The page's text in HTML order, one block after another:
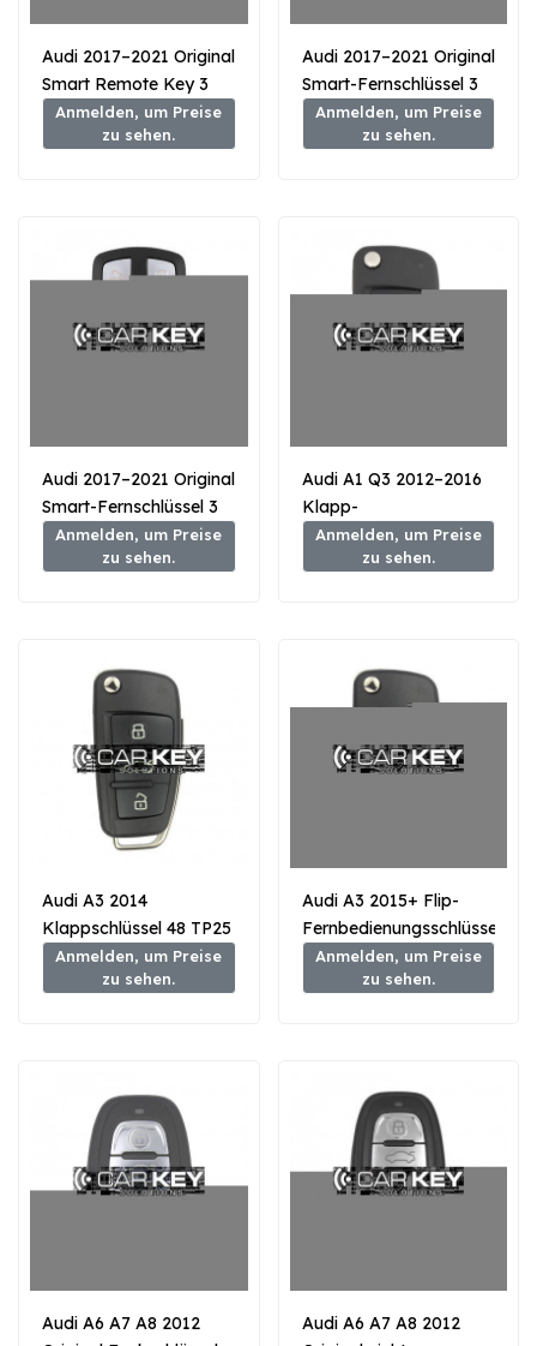
Audi 2017–2021 Original
Smart Remote Key 3
Tasten 433 MHz
MD9R0 MLB Typ
Anmelden, um Preise
zu sehen.
Audi 2017–2021 Original
Smart-Fernschlüssel 3
Tasten 433 MHz
4M0959754CS – MLB-
Anmelden, um Preise
zu sehen.
Audi 2017–2021 Original
Smart-Fernschlüssel 3
Tasten 433 MHz
8W0959754FG – Typ
Anmelden, um Preise
zu sehen.
Audi A1 Q3 2012–2016
Klapp-
Fernbedienungsschlüssel,
3 Tasten, 433 MHz, 48
Anmelden, um Preise
zu sehen.
Audi A3 2014
Klappschlüssel 48 TP25
Transponder 3 Tasten
433 MHz
Anmelden, um Preise
zu sehen.
Audi A3 2015+ Flip-
Fernbedienungsschlüssel
mit Näherungstyp, 3
Tasten, 433 MHz
Anmelden, um Preise
zu sehen.
Audi A6 A7 A8 2012
Audi A6 A7 A8 2012